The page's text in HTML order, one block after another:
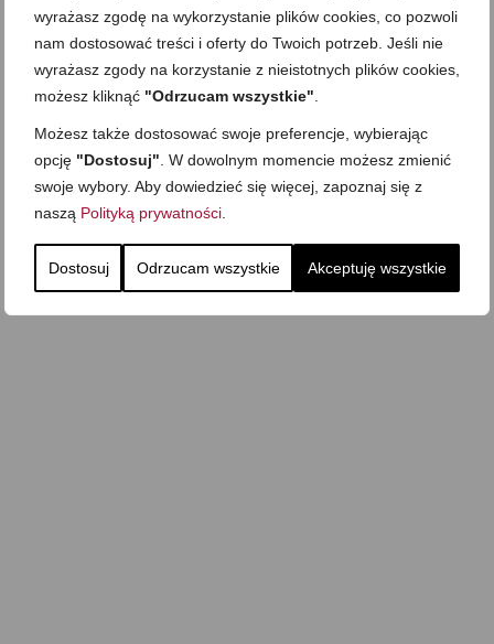
wyrażasz zgodę na wykorzystanie plików cookies, co pozwoli
nam dostosować treści i oferty do Twoich potrzeb. Jeśli nie
wyrażasz zgody na korzystanie z nieistotnych plików cookies,
możesz kliknąć "Odrzucam wszystkie"
Możesz także dostosować swoje preferencje, wybierając
opcję "Dostosuj" . W dowolnym momencie możesz zmienić
swoje wybory. Aby dowiedzieć się więcej, zapoznaj się z
naszą Polityką prywatności
Dostosuj Odrzucam wszystkie Akceptuję wszystkie